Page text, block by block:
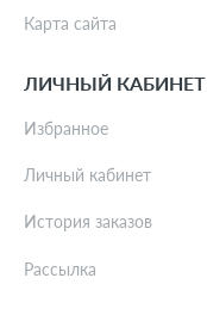
Карта сайта
ЛИЧНЫЙ КАБИНЕТ
Избранное
Личный кабинет
История заказов
Рассылка